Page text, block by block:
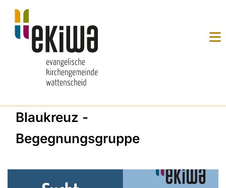
Blaukreuz -
Begegnungsgruppe